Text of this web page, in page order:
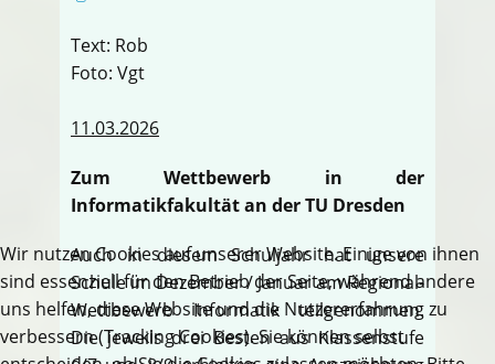
Text: Rob
Foto: Vgt
11.03.2026
Zum Wettbewerb in der
Informatikfakultät an der TU Dresden
Auch in diesem Schuljahr hat unsere
Schule im Dezember / Januar am Regional-
Wettbewerb Informatik teilgenommen.
Die jeweils drei Besten aus Klassenstufe
Wir nutzen Cookies auf unserer Website. Einige von ihnen
sind essenziell für den Betrieb der Seite, während andere
uns helfen, diese Website und die Nutzererfahrung zu
verbessern (Tracking Cookies). Sie können selbst